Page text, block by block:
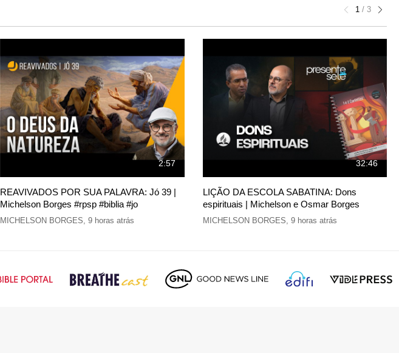
1 / 3
2:57
REAVIVADOS POR SUA PALAVRA: Jó 39 |
Michelson Borges #rpsp #biblia #jo
MICHELSON BORGES 9 horas atrás
32:46
LIÇÃO DA ESCOLA SABATINA: Dons
espirituais | Michelson e Osmar Borges
MICHELSON BORGES 9 horas atrás